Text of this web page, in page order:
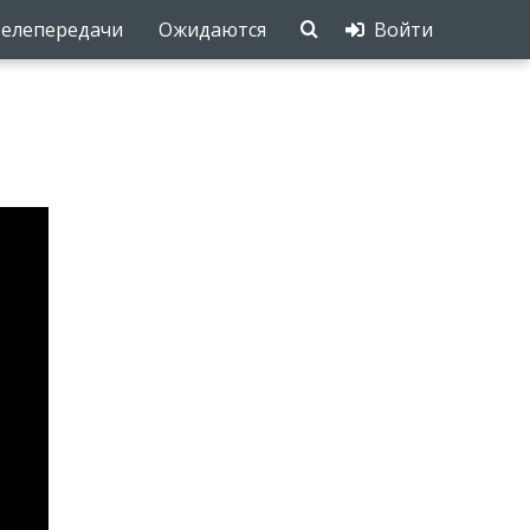
Ожидаются Войти